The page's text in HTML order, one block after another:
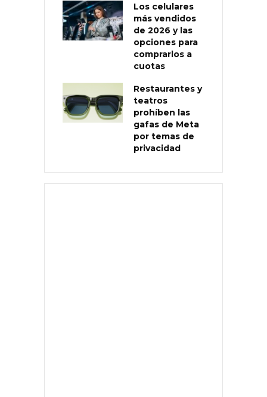
Los celulares
más vendidos
de 2026 y las
opciones para
comprarlos a
cuotas
Restaurantes y
teatros
prohíben las
gafas de Meta
por temas de
privacidad